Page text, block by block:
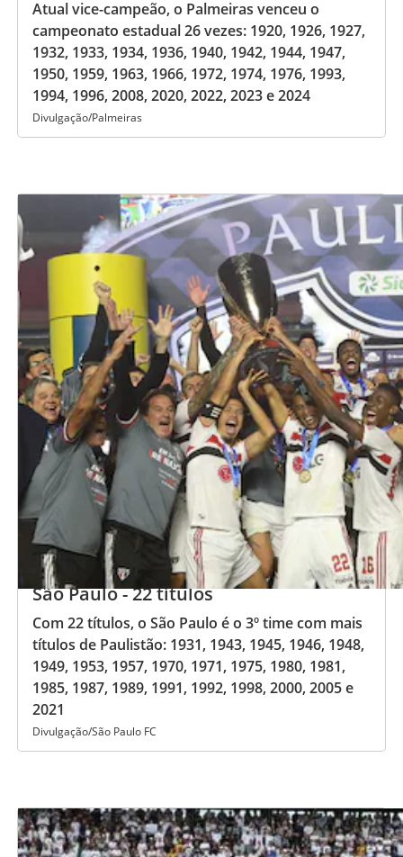
Atual vice-campeão, o Palmeiras venceu o
campeonato estadual 26 vezes: 1920, 1926, 1927,
1932, 1933, 1934, 1936, 1940, 1942, 1944, 1947,
1950, 1959, 1963, 1966, 1972, 1974, 1976, 1993,
1994, 1996, 2008, 2020, 2022, 2023 e 2024
Divulgação/Palmeiras
São Paulo - 22 títulos
Com 22 títulos, o São Paulo é o 3º time com mais
títulos de Paulistão: 1931, 1943, 1945, 1946, 1948,
1949, 1953, 1957, 1970, 1971, 1975, 1980, 1981,
1985, 1987, 1989, 1991, 1992, 1998, 2000, 2005 e
2021
Divulgação/São Paulo FC